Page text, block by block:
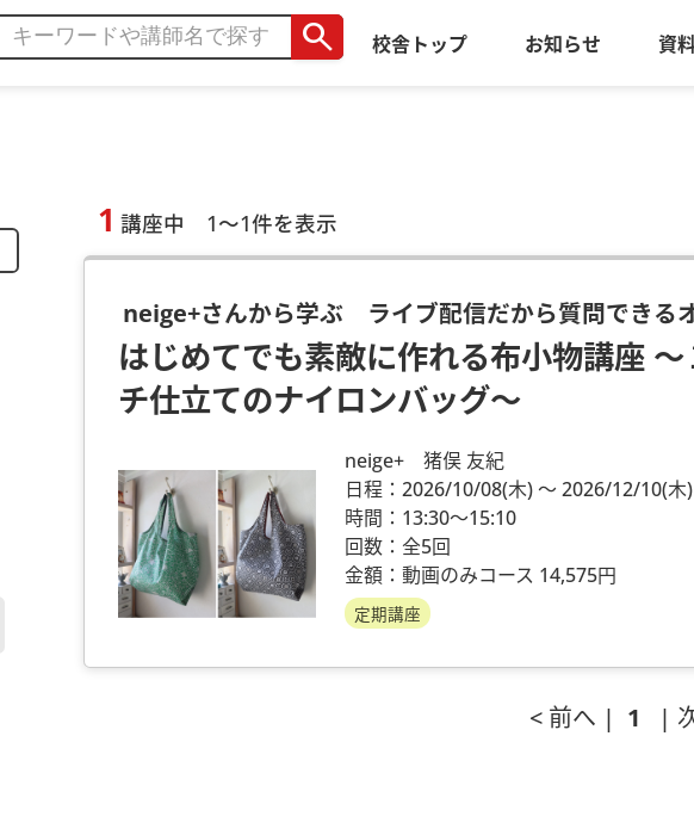
search 校舎トップ お知らせ 資
1 講座中 1～1件を表示
neige+さんから学ぶ ライブ配信だから質問できる
はじめてでも素敵に作れる布小物講座
チ仕立てのナイロンバッグ～
neige+ 猪俣 友紀
日程：2026/10/08(木)～ 2026/12/10(木)
時間：13:30～15:10
回数：全5回
金額：動画のみコース 14,575円
定期講座
< 前へ | 1 |